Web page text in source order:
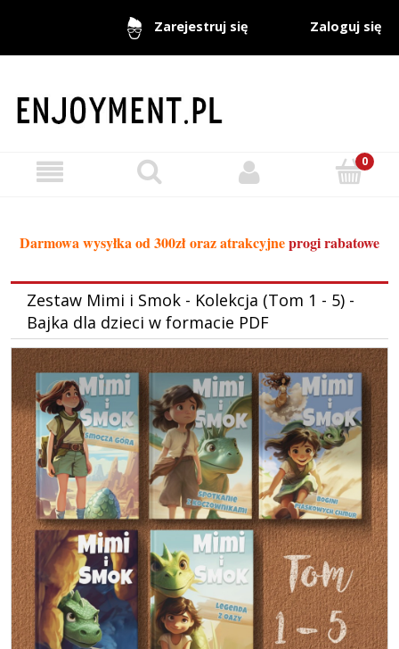
Zarejestruj się Zaloguj się
Darmowa wysyłka od 300zł oraz atrakcyjneprogi rabatowe
Zestaw Mimi i Smok - Kolekcja (Tom 1 - 5) -
Bajka dla dzieci w formacie PDF